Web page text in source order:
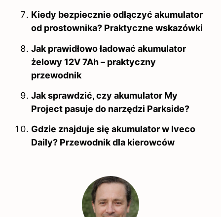
Kiedy bezpiecznie odłączyć akumulator
od prostownika? Praktyczne wskazówki
Jak prawidłowo ładować akumulator
żelowy 12V 7Ah – praktyczny
przewodnik
Jak sprawdzić, czy akumulator My
Project pasuje do narzędzi Parkside?
Gdzie znajduje się akumulator w Iveco
Daily? Przewodnik dla kierowców